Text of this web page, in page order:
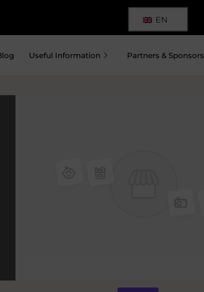
EN
Useful Information Partners & Sponsors